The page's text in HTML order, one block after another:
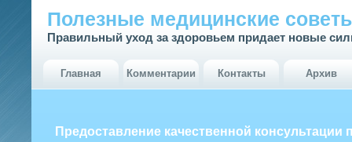
Полезные медицинские
Правильный уход за здоровьем придает новые
Главная Комментарии Контакты Архив
Предоставление качественной консультации